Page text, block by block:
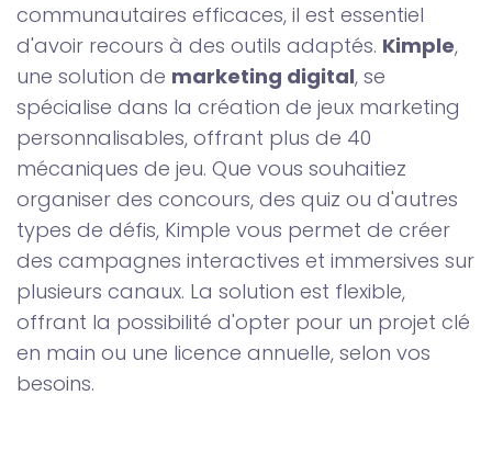
communautaires efficaces, il est essentiel
d'avoir recours à des outils adaptés. Kimple,
une solution de marketing digital, se
spécialise dans la création de jeux marketing
personnalisables, offrant plus de 40
mécaniques de jeu. Que vous souhaitiez
organiser des concours, des quiz ou d'autres
types de défis, Kimple vous permet de créer
des campagnes interactives et immersives sur
plusieurs canaux. La solution est flexible,
offrant la possibilité d'opter pour un projet clé
en main ou une licence annuelle, selon vos
besoins.